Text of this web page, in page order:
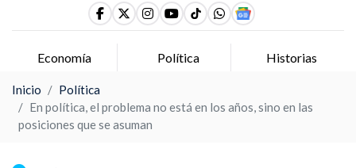
Economía Política Historias
Inicio
Política
En política, el problema no está en los años, sino en las
posiciones que se asuman